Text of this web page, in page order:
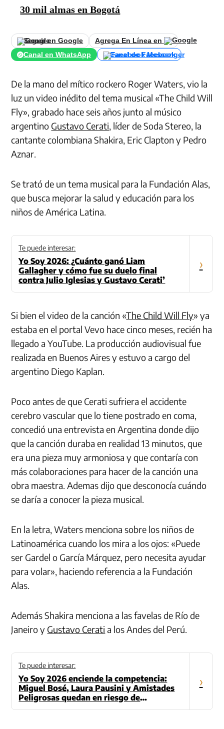
30 mil almas en Bogotá
Seguir en Google
Agrega En Línea en
Canal en WhatsApp
Canal de Facebook
De la mano del mítico rockero Roger Waters, vio la
luz un video inédito del tema musical «The Child Will
Fly», grabado hace seis años junto al músico
argentino Gustavo Cerati, líder de Soda Stereo, la
cantante colombiana Shakira, Eric Clapton y Pedro
Aznar.
Se trató de un tema musical para la Fundación Alas,
que busca mejorar la salud y educación para los
niños de América Latina.
Te puede interesar:
Yo Soy 2026: ¿Cuánto ganó Liam
Gallagher y cómo fue su duelo final
contra Julio Iglesias y Gustavo Cerati’
›
Si bien el video de la canción «The Child Will Fly» ya
estaba en el portal Vevo hace cinco meses, recién ha
llegado a YouTube. La producción audiovisual fue
realizada en Buenos Aires y estuvo a cargo del
argentino Diego Kaplan.
Poco antes de que Cerati sufriera el accidente
cerebro vascular que lo tiene postrado en coma,
concedió una entrevista en Argentina donde dijo
que la canción duraba en realidad 13 minutos, que
era una pieza muy armoniosa y que contaría con
más colaboraciones para hacer de la canción una
obra maestra. Ademas dijo que desconocía cuándo
se daría a conocer la pieza musical.
En la letra, Waters menciona sobre los niños de
Latinoamérica cuando los mira a los ojos: «Puede
ser Gardel o García Márquez, pero necesita ayudar
para volar», haciendo referencia a la Fundación
Alas.
Además Shakira menciona a las favelas de Río de
Janeiro y Gustavo Cerati a los Andes del Perú.
Te puede interesar:
Yo Soy 2026 enciende la competencia:
Miguel Bosé, Laura Pausini y Amistades
Peligrosas quedan en riesgo de
›